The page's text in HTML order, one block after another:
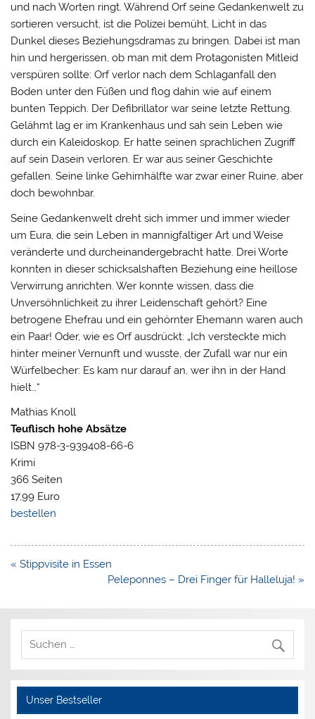
und nach Worten ringt. Während Orf seine Gedankenwelt zu
sortieren versucht, ist die Polizei bemüht, Licht in das
Dunkel dieses Beziehungsdramas zu bringen. Dabei ist man
hin und hergerissen, ob man mit dem Protagonisten Mitleid
verspüren sollte: Orf verlor nach dem Schlaganfall den
Boden unter den Füßen und flog dahin wie auf einem
bunten Teppich. Der Defibrillator war seine letzte Rettung.
Gelähmt lag er im Krankenhaus und sah sein Leben wie
durch ein Kaleidoskop. Er hatte seinen sprachlichen Zugriff
auf sein Dasein verloren. Er war aus seiner Geschichte
gefallen. Seine linke Gehirnhälfte war zwar einer Ruine, aber
doch bewohnbar.
Seine Gedankenwelt dreht sich immer und immer wieder
um Eura, die sein Leben in mannigfaltiger Art und Weise
veränderte und durcheinandergebracht hatte. Drei Worte
konnten in dieser schicksalshaften Beziehung eine heillose
Verwirrung anrichten. Wer konnte wissen, dass die
Unversöhnlichkeit zu ihrer Leidenschaft gehört? Eine
betrogene Ehefrau und ein gehörnter Ehemann waren auch
ein Paar! Oder, wie es Orf ausdrückt: „Ich versteckte mich
hinter meiner Vernunft und wusste, der Zufall war nur ein
Würfelbecher: Es kam nur darauf an, wer ihn in der Hand
hielt…“
Mathias Knoll
Teuflisch hohe Absätze
ISBN 978-3-939408-66-6
Krimi
366 Seiten
17,99 Euro
bestellen
Beitragsnavigation
« Stippvisite in Essen
Peleponnes – Drei Finger für Halleluja! »
Unser Bestseller